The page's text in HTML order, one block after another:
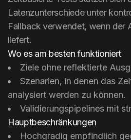
Latenzunterschiede unter
Fallback verwendet, wenn der
liefert.
Wo es am besten funktioniert
Ziele ohne reflektierte
Szenarien, in denen das
analysiert werden zu können.
Validierungspipelines mit
Hauptbeschränkungen
Hochgradig empfindlich